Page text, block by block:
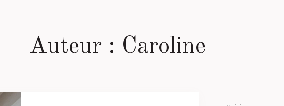
Auteur : Caroline